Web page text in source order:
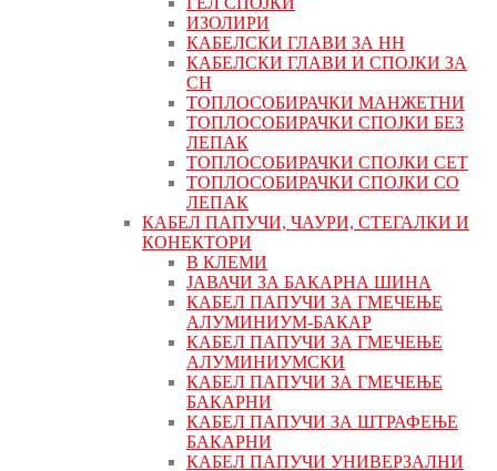
ИЗОЛИРИ
КАБЕЛСКИ ГЛАВИ ЗА НН
КАБЕЛСКИ ГЛАВИ И СПОЈКИ ЗА
СН
ТОПЛОСОБИРАЧКИ МАНЖЕТНИ
ТОПЛОСОБИРАЧКИ СПОЈКИ БЕЗ
ЛЕПАК
ТОПЛОСОБИРАЧКИ СПОЈКИ СЕТ
ТОПЛОСОБИРАЧКИ СПОЈКИ СО
ЛЕПАК
КАБЕЛ ПАПУЧИ, ЧАУРИ, СТЕГАЛКИ И
КОНЕКТОРИ
В КЛЕМИ
ЈАВАЧИ ЗА БАКАРНА ШИНА
КАБЕЛ ПАПУЧИ ЗА ГМЕЧЕЊЕ
АЛУМИНИУМ-БАКАР
КАБЕЛ ПАПУЧИ ЗА ГМЕЧЕЊЕ
АЛУМИНИУМСКИ
КАБЕЛ ПАПУЧИ ЗА ГМЕЧЕЊЕ
БАКАРНИ
КАБЕЛ ПАПУЧИ ЗА ШТРАФЕЊЕ
БАКАРНИ
КАБЕЛ ПАПУЧИ УНИВЕРЗАЛНИ